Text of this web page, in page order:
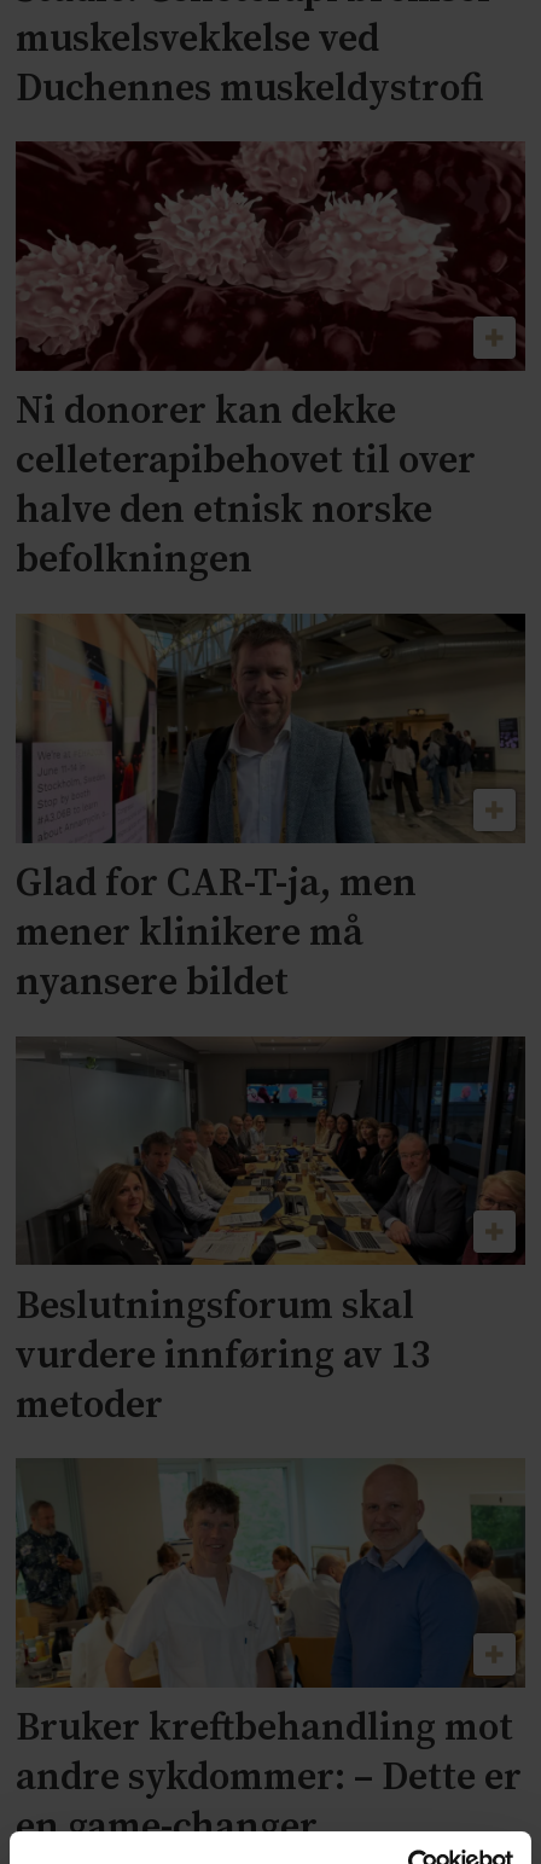
muskelsvekkelse ved
Duchennes muskeldystrofi
Ni donorer kan dekke
celleterapibehovet til over
halve den etnisk norske
befolkningen
Glad for CAR-T-ja, men
mener klinikere må
nyansere bildet
Beslutningsforum skal
vurdere innføring av 13
metoder
Bruker kreftbehandling mot
andre sykdommer: – Dette er
en game-changer